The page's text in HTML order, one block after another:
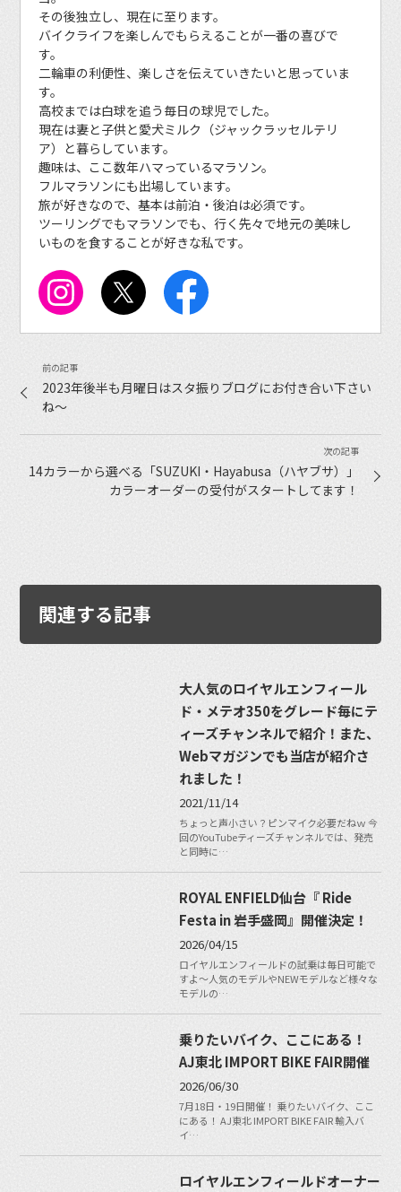
その後独立し、現在に至ります。
バイクライフを楽しんでもらえることが一番の喜びで
す。
二輪車の利便性、楽しさを伝えていきたいと思っていま
す。
高校までは白球を追う毎日の球児でした。
現在は妻と子供と愛犬ミルク（ジャックラッセルテリ
ア）と暮らしています。
趣味は、ここ数年ハマっているマラソン。
フルマラソンにも出場しています。
旅が好きなので、基本は前泊・後泊は必須です。
ツーリングでもマラソンでも、行く先々で地元の美味し
いものを食することが好きな私です。
2023年後半も月曜日はスタ振りブログにお付き合い下さい
ね〜
14カラーから選べる「SUZUKI・Hayabusa（ハヤブサ）」
カラーオーダーの受付がスタートしてます！
関連する記事
大人気のロイヤルエンフィール
ド・メテオ350をグレード毎にテ
ィーズチャンネルで紹介！また、
Webマガジンでも当店が紹介さ
れました！
2021/11/14
ちょっと声小さい？ピンマイク必要だねｗ 今
回のYouTubeティーズチャンネルでは、発売
と同時に…
ROYAL ENFIELD仙台『 Ride
Festa in 岩手盛岡』開催決定！
2026/04/15
ロイヤルエンフィールドの試乗は毎日可能で
すよ〜人気のモデルやNEWモデルなど様々な
モデルの…
乗りたいバイク、ここにある！
AJ東北 IMPORT BIKE FAIR開催
2026/06/30
7月18日・19日開催！ 乗りたいバイク、ここ
にある！ AJ東北 IMPORT BIKE FAIR 輸入バ
イ…
ロイヤルエンフィールドオーナー